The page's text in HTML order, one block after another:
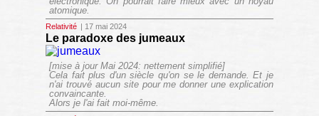
atomique.
Relativité | 17 mai 2024
Le paradoxe des jumeaux
[mise à jour Mai 2024: nettement simplifié]
Cela fait plus d'un siècle qu'on se le demande. Et je
n'ai trouvé aucun site pour me donner une explication
convaincante.
Alors je l'ai fait moi-même.